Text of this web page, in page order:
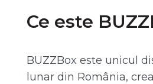
Ce este
BUZZBox este unicul
lunar din România,